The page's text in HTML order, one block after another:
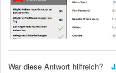
War diese Antwort hilfreich?